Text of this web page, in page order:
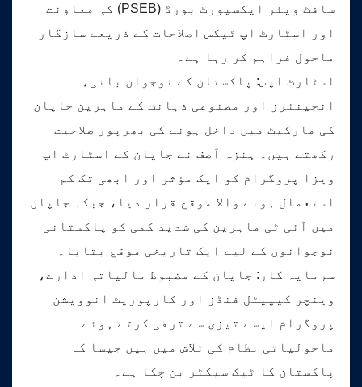
سافٹ ویئر ایکسپورٹ بورڈ (PSEB) کی معاونت
اور اسٹارٹ اپ ٹیکس اصلاحات کے ذریعے سازگار
ماحول فراہم کر رہا ہے۔
اسٹارٹ اپس: پاکستان کے نوجوان بانی،
انجینئرز اور مصنوعی ذہانت کے ماہرین جاپان
کی مارکیٹ میں داخل ہونے کی بھرپور صلاحیت
رکھتے ہیں۔ ہنزہ آصف نے جاپان کے اسٹارٹ اپ
ویزا پروگرام کو ایک مؤثر اور ابھی تک کم
استعمال ہونے والا موقع قرار دیا، جبکہ جاپان
میں آئی ٹی ماہرین کی شدید کمی کو پاکستانی
نوجوانوں کے لیے ایک تاریخی موقع بتایا۔
سرمایہ کار: جاپان کے مضبوط مالیاتی ادارے،
وینچر کیپیٹل فنڈز اور کارپوریٹ انوویشن
پروگرام ایسے تیزی سے ترقی کرتے ہوئے
ماحولیاتی نظام کی تلاش میں ہیں جیسا کہ
پاکستان کا ٹیک سیکٹر بن چکا ہے۔